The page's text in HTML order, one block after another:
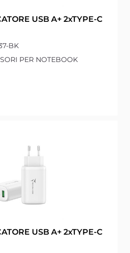
USB A+ 2xTYPE-C
BK
PER NOTEBOOK
USB A+ 2xTYPE-C